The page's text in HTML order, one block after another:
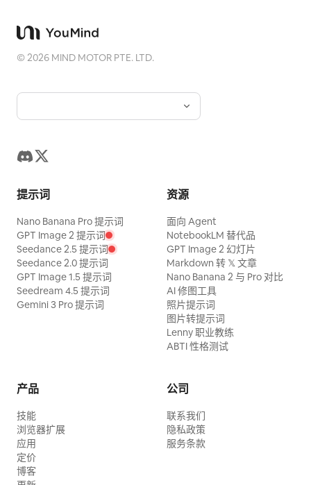
©2026 MIND MOTOR PTE. LTD.
提示词
Nano Banana Pro 提示词
GPT Image 2 提示词
Seedance 2.5 提示词
Seedance 2.0 提示词
GPT Image 1.5 提示词
Seedream 4.5 提示词
Gemini 3 Pro 提示词
资源
面向 Agent
NotebookLM 替代品
GPT Image 2 幻灯片
Markdown 转 𝕏 文章
Nano Banana 2 与 Pro 对比
AI 修图工具
照片提示词
图片转提示词
Lenny 职业教练
ABTI 性格测试
产品
技能
浏览器扩展
应用
定价
博客
公司
联系我们
隐私政策
服务条款